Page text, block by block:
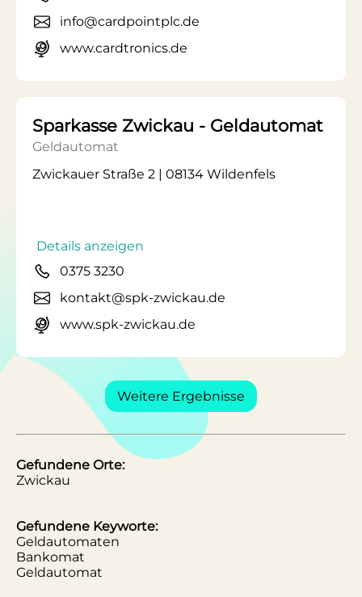
info@cardpointplc.de
www.cardtronics.de
Sparkasse Zwickau - Geldautomat
Geldautomat
Zwickauer Straße 2 | 08134 Wildenfels
Details anzeigen
0375 3230
kontakt@spk-zwickau.de
www.spk-zwickau.de
Weitere Ergebnisse
Gefundene Orte:
Zwickau
Gefundene Keyworte:
Geldautomaten
Bankomat
Geldautomat